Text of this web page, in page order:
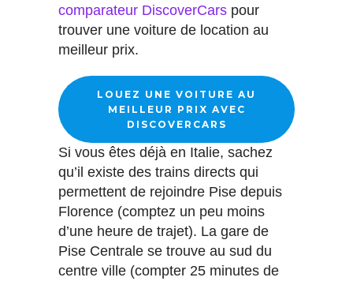
comparateur DiscoverCars pour
trouver une voiture de location au
meilleur prix.
LOUEZ UNE VOITURE AU
MEILLEUR PRIX AVEC
DISCOVERCARS
Si vous êtes déjà en Italie, sachez
qu’il existe des trains directs qui
permettent de rejoindre Pise depuis
Florence (comptez un peu moins
d’une heure de trajet). La gare de
Pise Centrale se trouve au sud du
centre ville (compter 25 minutes de